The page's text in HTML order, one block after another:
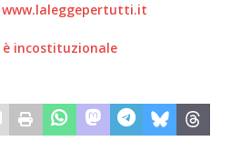
www.laleggepertutti.it
incostituzionale